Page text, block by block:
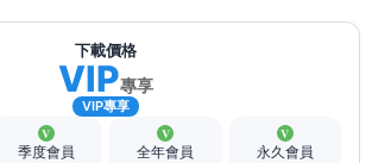
下載價格
VIP專享
VIP專享
季度會員 全年會員 永久會員